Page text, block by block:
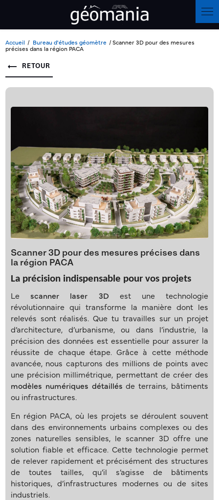
Accueil Bureau d'études géomètre
Scanner 3D pour des mesures
précises dans la région PACA
RETOUR
Scanner 3D pour des mesures précises dans
la région PACA
La précision indispensable pour vos projets
Lescanner laser 3D est une technologie
révolutionnaire qui transforme la manière dont les
relevés sont réalisés. Que tu travailles sur un projet
d’architecture, d’urbanisme, ou dans l’industrie, la
précision des données est essentielle pour assurer la
réussite de chaque étape. Grâce à cette méthode
avancée, nous capturons des millions de points avec
une précision millimétrique, permettant de créer des
modèles numériques détaillés de terrains, bâtiments
ou infrastructures.
En région PACA, où les projets se déroulent souvent
dans des environnements urbains complexes ou des
zones naturelles sensibles, le scanner 3D offre une
solution fiable et efficace. Cette technologie permet
de relever rapidement et précisément des structures
de toutes tailles, qu’il s’agisse de bâtiments
historiques, d’infrastructures modernes ou de sites
industriels.
Panneau de gestion des cookies